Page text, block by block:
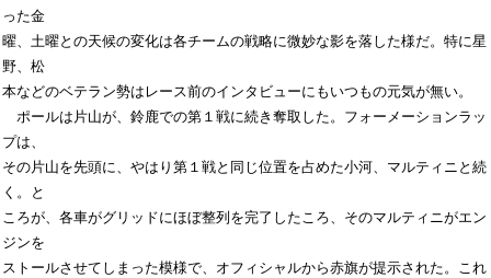
った金
曜、土曜との天候の変化は各チームの戦略に微妙な影を落した様だ。特に星
野、松
本などのベテラン勢はレース前のインタビューにもいつもの元気が無い。
ポールは片山が、鈴鹿での第１戦に続き奪取した。フォーメーションラッ
プは、
その片山を先頭に、やはり第１戦と同じ位置を占めた小河、マルティニと続
く。と
ころが、各車がグリッドにほぼ整列を完了したころ、そのマルティニがエン
ジンを
ストールさせてしまった模様で、オフィシャルから赤旗が提示された。これ